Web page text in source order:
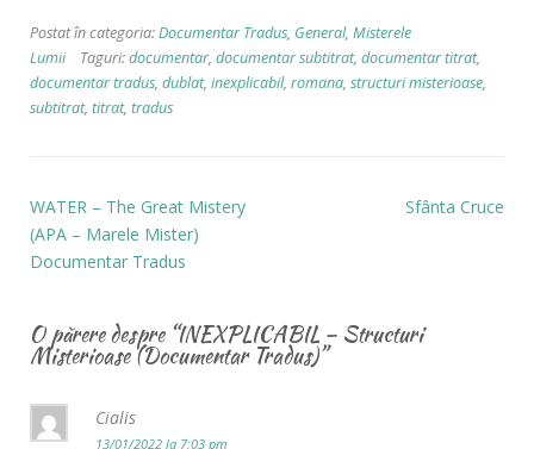
Postat în categoria:Documentar Tradus, General, Misterele
Lumii
Taguri:documentar, documentar subtitrat, documentar titrat,
documentar tradus, dublat, inexplicabil, romana, structuri misterioase,
subtitrat, titrat, tradus
WATER – The Great Mistery
(APA – Marele Mister)
Documentar Tradus
Sfânta Cruce
O părere despre “INEXPLICABIL – Structuri
Misterioase (Documentar Tradus)”
Cialis
13/01/2022 la 7:03 pm